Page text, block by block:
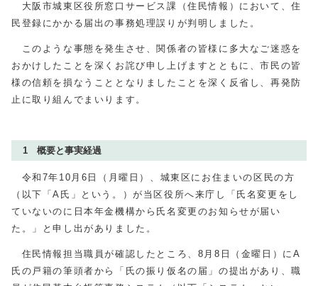
大阪市城東区役所窓口サービス課（住民情報）において、住
民登録にかかる届出の事務処理誤りが判明しました。
このような事態を発生させ、関係者の皆様に多大なご迷惑を
おかけしたことを深くお詫び申し上げますとともに、市民の皆
様の信頼を損なうこととなりましたことを深く反省し、再発防
止に取り組んでまいります。
1 概要と事実経過
令和7年10月6日（月曜日）、城東区にお住まいの区民の方
（以下「A氏」という。）が当区役所へ来庁し「氏名変更をし
ていないのに日本年金機構から氏名変更のお知らせが届い
た。」と申し出がありました。
住民情報担当職員が確認したところ、8月8日（金曜日）にA
氏の戸籍の筆頭者から「氏の振り仮名の届」の提出があり、職